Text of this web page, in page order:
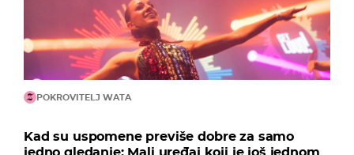
POKROVITELJ WATA
Kad su uspomene previše dobre za samo